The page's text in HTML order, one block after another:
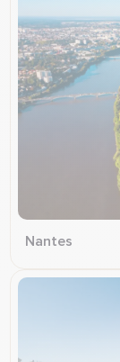
Nantes